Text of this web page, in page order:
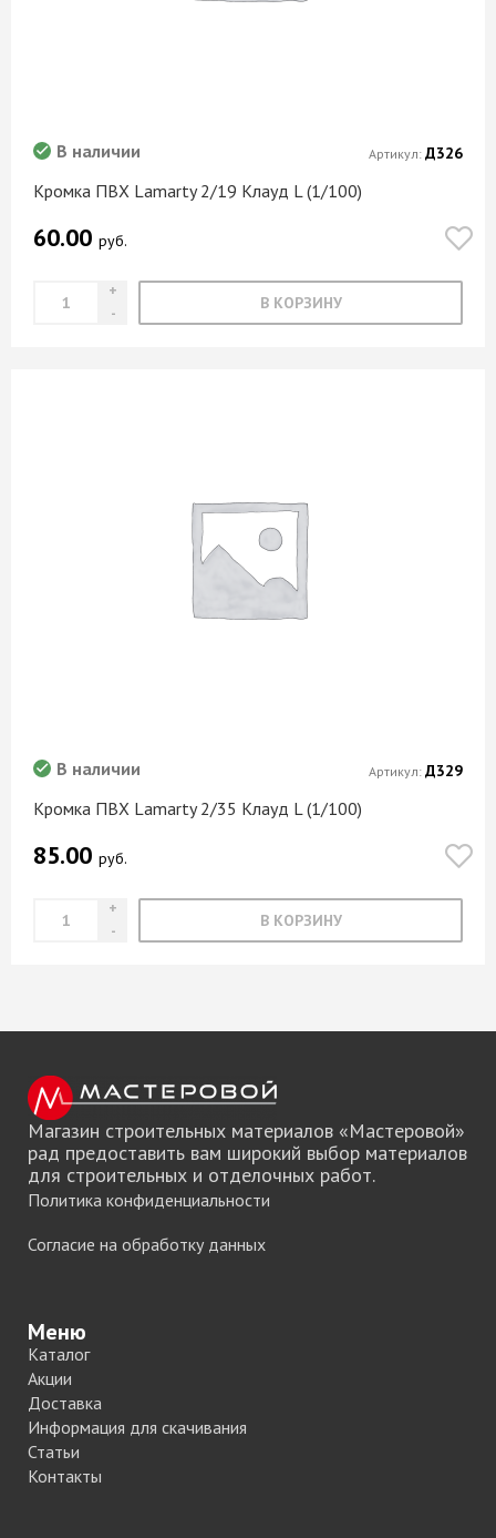
Кромка ПВХ Lamarty 2/19 Клауд L (1/100)
В наличии
60.00 руб.
В КОРЗИНУ
Артикул: Д326
Кромка ПВХ Lamarty 2/35 Клауд L (1/100)
В наличии
85.00 руб.
В КОРЗИНУ
Артикул: Д329
Магазин строительных материалов «Мастеровой»
рад предоставить вам широкий выбор материалов
для строительных и отделочных работ.
Политика конфиденциальности
Согласие на обработку данных
Меню
Каталог
Акции
Доставка
Информация для скачивания
Статьи
Контакты